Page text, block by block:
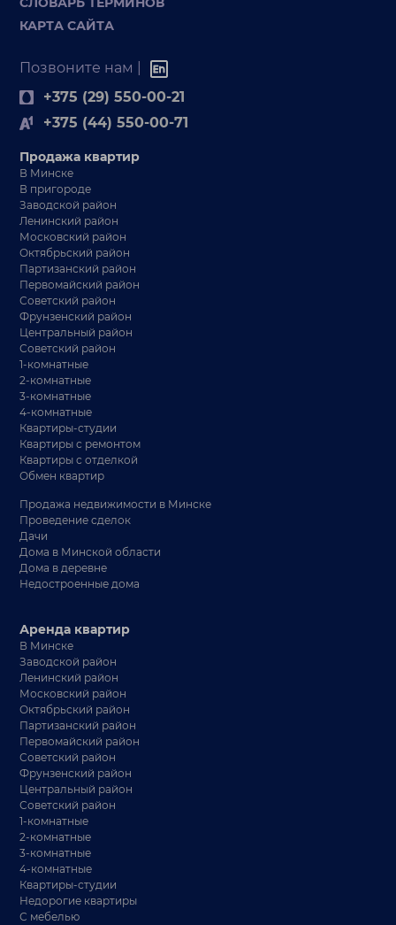
КАРТА САЙТА
Позвоните нам |
+375 (29) 550-00-21
+375 (44) 550-00-71
Продажа квартир
В Минске
В пригороде
Заводской район
Ленинский район
Московский район
Октябрьский район
Партизанский район
Первомайский район
Советский район
Фрунзенский район
Центральный район
Советский район
1-комнатные
2-комнатные
3-комнатные
4-комнатные
Квартиры-студии
Квартиры с ремонтом
Квартиры с отделкой
Обмен квартир
Продажа недвижимости в Минске
Проведение сделок
Дачи
Дома в Минской области
Дома в деревне
Недостроенные дома
Аренда квартир
В Минске
Заводской район
Ленинский район
Московский район
Октябрьский район
Партизанский район
Первомайский район
Советский район
Фрунзенский район
Центральный район
Советский район
1-комнатные
2-комнатные
3-комнатные
4-комнатные
Квартиры-студии
Недорогие квартиры
С мебелью